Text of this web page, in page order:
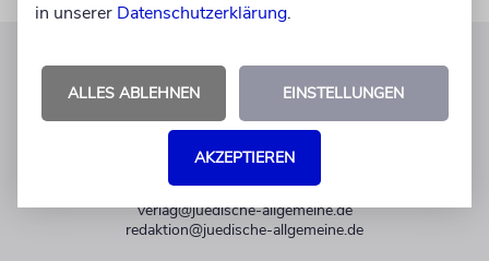
KUNDENSERVICE
+49 30 275833 0
Mo-Do 9-17 Uhr
verlag@juedische-allgemeine.de
redaktion@juedische-allgemeine.de
in unserer Datenschutzerklärung.
ALLES ABLEHNEN EINSTELLUNGEN
AKZEPTIEREN